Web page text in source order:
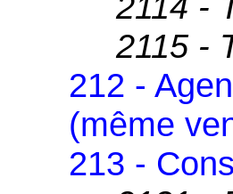
2115 -
212 -
(même
213 -